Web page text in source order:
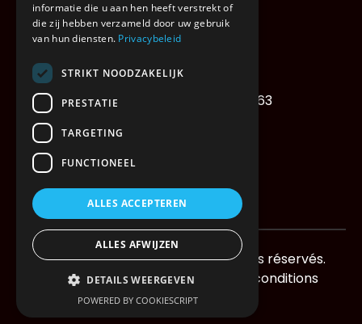
TVA : BE 0464.886.950
Tél : +32 (0) 9 328 60 64
Télécopie : +32 (0) 9 328 72 63
2026
Droits d'auteur de Webdrift. Tous droits réservés.
Politique de confidentialitéTermes et conditions
Klokkenluidersbeleid
informatie die u aan hen heeft verstrekt of
die zij hebben verzameld door uw gebruik
van hun diensten. Privacybeleid
STRIKT NOODZAKELIJK
PRESTATIE
TARGETING
FUNCTIONEEL
ALLES ACCEPTEREN
ALLES AFWIJZEN
DETAILS WEERGEVEN
POWERED BY COOKIESCRIPT